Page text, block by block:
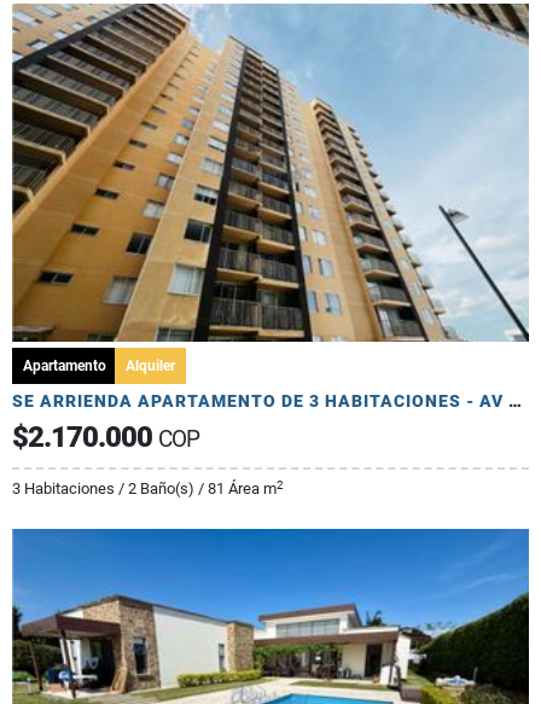
Apartamento Alquiler
SE ARRIENDA APARTAMENTO DE 3 HABITACIONES - AV 19 NORTE
$2.170.000 COP
3 Habitaciones / 2 Baño(s) / 81 Área m2